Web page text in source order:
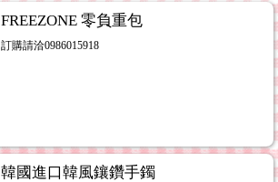
FREEZONE 零負重包
訂購請洽0986015918
韓國進口韓風鑲鑽手鐲